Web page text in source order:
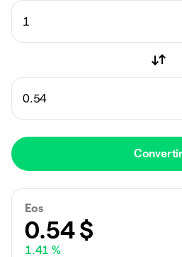
Eos
0.54 $
1.41 %